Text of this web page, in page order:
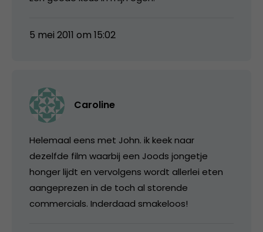
5 mei 2011 om 15:02
Caroline
Helemaal eens met John. ik keek naar
dezelfde film waarbij een Joods jongetje
honger lijdt en vervolgens wordt allerlei eten
aangeprezen in de toch al storende
commercials. Inderdaad smakeloos!